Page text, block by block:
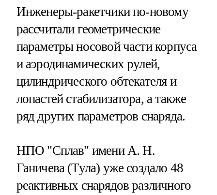
Инженеры-ракетчики по-новому
рассчитали геометрические
параметры носовой части корпуса
и аэродинамических рулей,
цилиндрического обтекателя и
лопастей стабилизатора, а также
ряд других параметров снаряда.
НПО "Сплав" имени А. Н.
Ганичева (Тула) уже создало 48
реактивных снарядов различного